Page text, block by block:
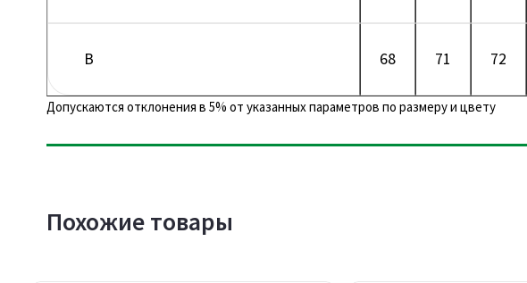
B 68 71 72
Допускаются отклонения в 5% от указанных параметров по размеру и цвету
Похожие товары